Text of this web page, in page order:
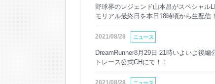
野球界のレジェンド山本昌がスペシャ
モリアル最終日を本日18時頃から生配信
2021/08/28 ニュース
DreamRunner8月29日 21時いよいよ後
トレース公式CHにて！！
2021/08/28